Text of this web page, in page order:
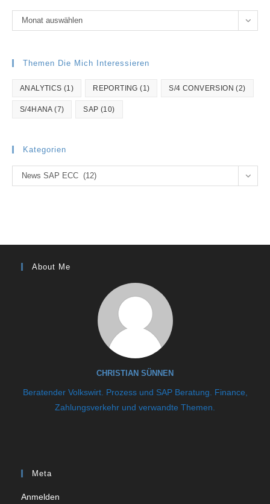
Archiv
Monat auswählen
Themen Die Mich Interessieren
ANALYTICS (1) REPORTING (1) S/4 CONVERSION (2)
S/4HANA(7) SAP (10)
Kategorien
Kategorien
News SAP ECC (12)
About Me
CHRISTIAN SÜNNEN
Beratender Volkswirt. Prozess und SAP Beratung. Finance,
Zahlungsverkehr und verwandte Themen.
Meta
Anmelden